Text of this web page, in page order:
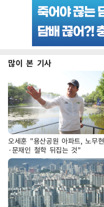
많이 본 기사
오세훈 "용산공원 아파트, 노무현
·문재인 철학 뒤집는 것"